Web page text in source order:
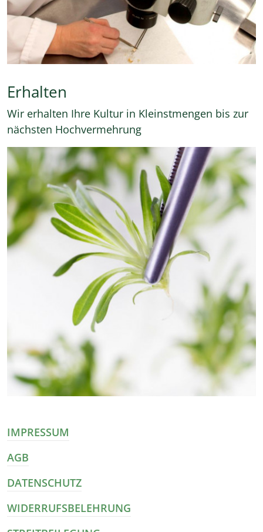
Erhalten
Wir erhalten Ihre Kultur in Kleinstmengen bis zur
nächsten Hochvermehrung
IMPRESSUM
AGB
DATENSCHUTZ
WIDERRUFSBELEHRUNG